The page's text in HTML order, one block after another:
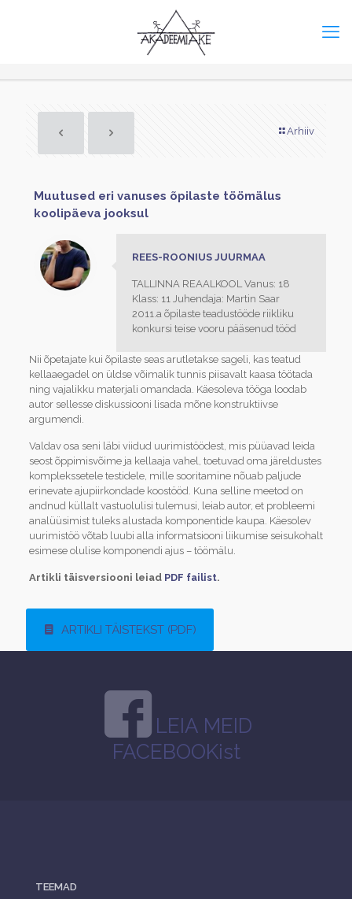
Arhiiv
Muutused eri vanuses õpilaste töömälus
koolipäeva jooksul
REES-ROONIUS JUURMAA
TALLINNA REAALKOOL Vanus: 18
Klass: 11 Juhendaja: Martin Saar
2011.a õpilaste teadustööde riikliku
konkursi teise vooru pääsenud tööd
Nii õpetajate kui õpilaste seas arutletakse sageli, kas teatud
kellaaegadel on üldse võimalik tunnis piisavalt kaasa töötada
ning vajalikku materjali omandada. Käesoleva tööga loodab
autor sellesse diskussiooni lisada mõne konstruktiivse
argumendi.
Valdav osa seni läbi viidud uurimistöödest, mis püüavad leida
seost õppimisvõime ja kellaaja vahel, toetuvad oma järeldustes
komplekssetele testidele, mille sooritamine nõuab paljude
erinevate ajupiirkondade koostööd. Kuna selline meetod on
andnud küllalt vastuolulisi tulemusi, leiab autor, et probleemi
analüüsimist tuleks alustada komponentide kaupa. Käesolev
uurimistöö võtab luubi alla informatsiooni liikumise seisukohalt
esimese olulise komponendi ajus – töömälu.
Artikli täisversiooni leiad PDF failist.
ARTIKLI TÄISTEKST (PDF)
LEIA MEID
FACEBOOKist
TEEMAD